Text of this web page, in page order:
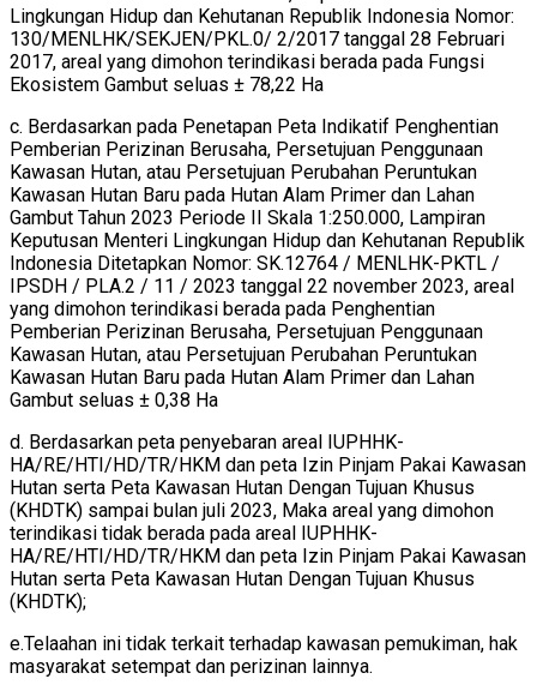
Lingkungan Hidup dan Kehutanan Republik Indonesia Nomor:
130/MENLHK/SEKJEN/PKL.0/ 2/2017 tanggal 28 Februari
2017, areal yang dimohon terindikasi berada pada Fungsi
Ekosistem Gambut seluas ± 78,22 Ha
c. Berdasarkan pada Penetapan Peta Indikatif Penghentian
Pemberian Perizinan Berusaha, Persetujuan Penggunaan
Kawasan Hutan, atau Persetujuan Perubahan Peruntukan
Kawasan Hutan Baru pada Hutan Alam Primer dan Lahan
Gambut Tahun 2023 Periode II Skala 1:250.000, Lampiran
Keputusan Menteri Lingkungan Hidup dan Kehutanan Republik
Indonesia Ditetapkan Nomor: SK.12764 / MENLHK-PKTL /
IPSDH / PLA.2 / 11 / 2023 tanggal 22 november 2023, areal
yang dimohon terindikasi berada pada Penghentian
Pemberian Perizinan Berusaha, Persetujuan Penggunaan
Kawasan Hutan, atau Persetujuan Perubahan Peruntukan
Kawasan Hutan Baru pada Hutan Alam Primer dan Lahan
Gambut seluas ± 0,38 Ha
d. Berdasarkan peta penyebaran areal IUPHHK-
HA/RE/HTI/HD/TR/HKM dan peta Izin Pinjam Pakai Kawasan
Hutan serta Peta Kawasan Hutan Dengan Tujuan Khusus
(KHDTK) sampai bulan juli 2023, Maka areal yang dimohon
terindikasi tidak berada pada areal IUPHHK-
HA/RE/HTI/HD/TR/HKM dan peta Izin Pinjam Pakai Kawasan
Hutan serta Peta Kawasan Hutan Dengan Tujuan Khusus
(KHDTK);
e.Telaahan ini tidak terkait terhadap kawasan pemukiman, hak
masyarakat setempat dan perizinan lainnya.